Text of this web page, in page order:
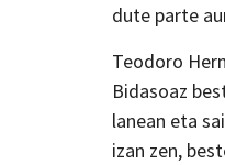
dute parte
Teodoro
Bidasoaz
lanean eta
izan zen,